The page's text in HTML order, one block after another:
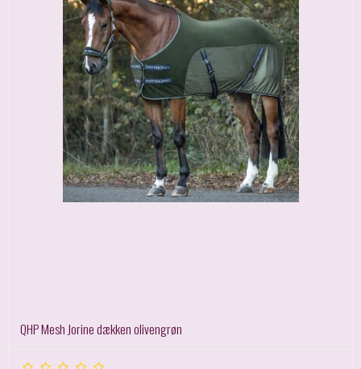
QHP Mesh Jorine dækken olivengrøn